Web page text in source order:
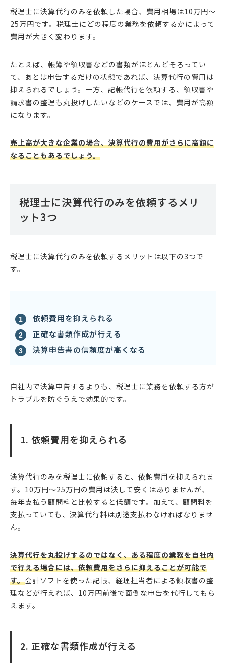
税理士に決算代行のみを依頼した場合、費用相場は10万円〜
25万円です。税理士にどの程度の業務を依頼するかによって
費用が大きく変わります。
たとえば、帳簿や領収書などの書類がほとんどそろってい
て、あとは申告するだけの状態であれば、決算代行の費用は
抑えられるでしょう。一方、記帳代行を依頼する、領収書や
請求書の整理も丸投げしたいなどのケースでは、費用が高額
になります。
売上高が大きな企業の場合、決算代行の費用がさらに高額に
なることもあるでしょう。
税理士に決算代行のみを依頼するメリ
ット3つ
税理士に決算代行のみを依頼するメリットは以下の3つで
す。
依頼費用を抑えられる
正確な書類作成が行える
決算申告書の信頼度が高くなる
自社内で決算申告するよりも、税理士に業務を依頼する方が
トラブルを防ぐうえで効果的です。
1. 依頼費用を抑えられる
決算代行のみを税理士に依頼すると、依頼費用を抑えられま
す。10万円〜25万円の費用は決して安くはありませんが、
毎年支払う顧問料と比較すると低額です。加えて、顧問料を
支払っていても、決算代行料は別途支払わなければなりませ
ん。
決算代行を丸投げするのではなく、ある程度の業務を自社内
で行える場合には、依頼費用をさらに抑えることが可能で
す。会計ソフトを使った記帳、経理担当者による領収書の整
理などが行えれば、10万円前後で面倒な申告を代行してもら
えます。
2. 正確な書類作成が行える